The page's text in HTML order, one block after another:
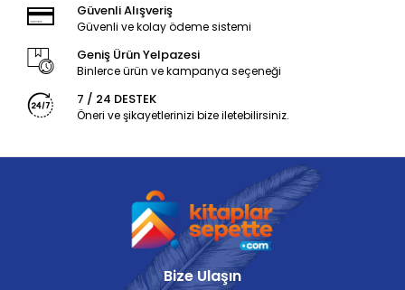
Güvenli Alışveriş
Güvenli ve kolay ödeme sistemi
Geniş Ürün Yelpazesi
Binlerce ürün ve kampanya seçeneği
7 / 24 DESTEK
Öneri ve şikayetlerinizi bize iletebilirsiniz.
Bize Ulaşın